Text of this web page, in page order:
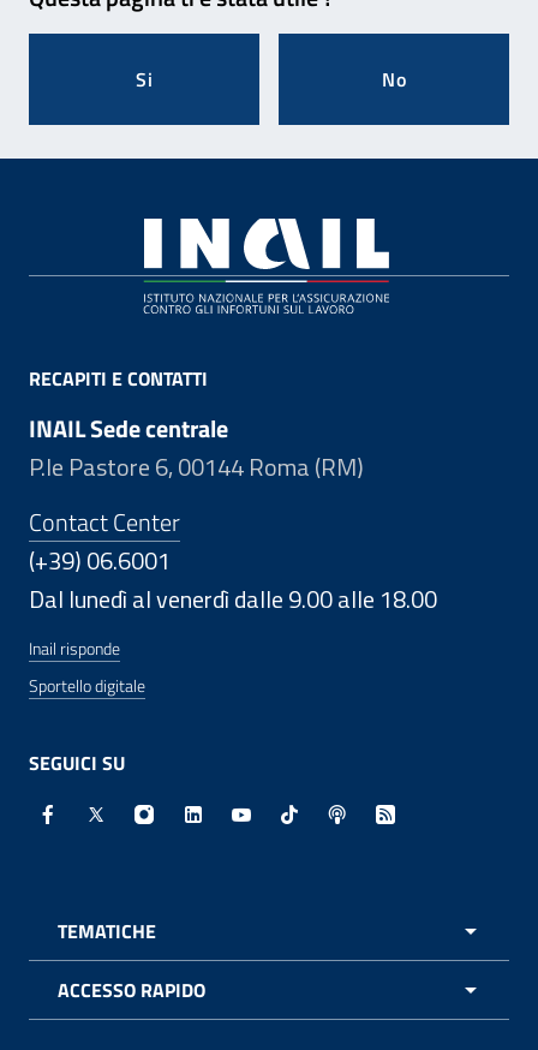
Si No
RECAPITI E CONTATTI
INAIL Sede centrale
P.le Pastore 6, 00144 Roma (RM)
Contact Center
(+39) 06.6001
Dal lunedì al venerdì dalle 9.00 alle 18.00
Inail risponde
Sportello digitale
SEGUICI SU
Facebook - Sito esterno - Apertura in nuova finestra
X - Sito esterno - Apertura in nuova finestra
Instagram - Sito esterno - Apertura in
Linkedin - Sito esterno - Apertura in
Youtube - Sito esterno -
TikTok - Sito esterno -
Spreaker - Sito
Feed RSS -
TEMATICHE
ACCESSO RAPIDO